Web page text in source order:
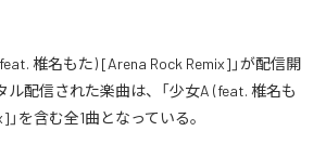
椎名もた) [Arena Rock Remix]」が配信開
配信された楽曲は、「少女A (feat. 椎名も
を含む全1曲となっている。